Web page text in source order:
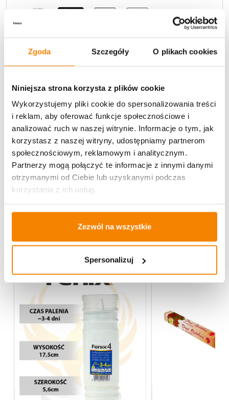
Zgoda Szczegóły O plikach cookies
Niniejsza strona korzysta z plików cookie
Wykorzystujemy pliki cookie do spersonalizowania treści
i reklam, aby oferować funkcje społecznościowe i
analizować ruch w naszej witrynie. Informacje o tym, jak
korzystasz z naszej witryny, udostępniamy partnerom
społecznościowym, reklamowym i analitycznym.
Partnerzy mogą połączyć te informacje z innymi danymi
otrzymanymi od Ciebie lub uzyskanymi podczas
korzystania z ich usług.
Zezwól na wszystkie
Spersonalizuj
hurtowniiPrzejdź do hurtowni B2B
Opis produktu
Specyfikacja
Opinie klientów
Więcej z kategorii Kwiaty sztuczne